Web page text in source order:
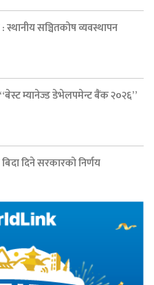
: स्थानीय सञ्चितकोष व्यवस्थापन
म्यानेज्ड डेभेलपमेन्ट बैंक २०२६”
दिने सरकारको निर्णय